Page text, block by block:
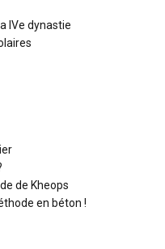
IVe dynastie
de Kheops
en béton !